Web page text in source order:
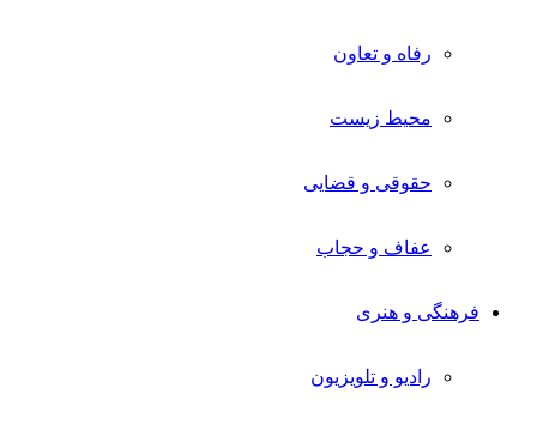
رفاه و تعاون
محیط زیست
حقوقی و قضایی
عفاف و حجاب
فرهنگی و هنری
رادیو و تلویزیون